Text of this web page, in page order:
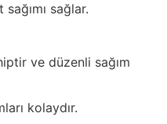
sağlar.
ve düzenli sağım
kolaydır.